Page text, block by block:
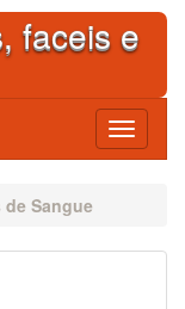
faceis e
Toggle
Sangue